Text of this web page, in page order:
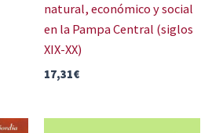
natural, económico y social
en la Pampa Central (siglos
XIX-XX)
17,31€